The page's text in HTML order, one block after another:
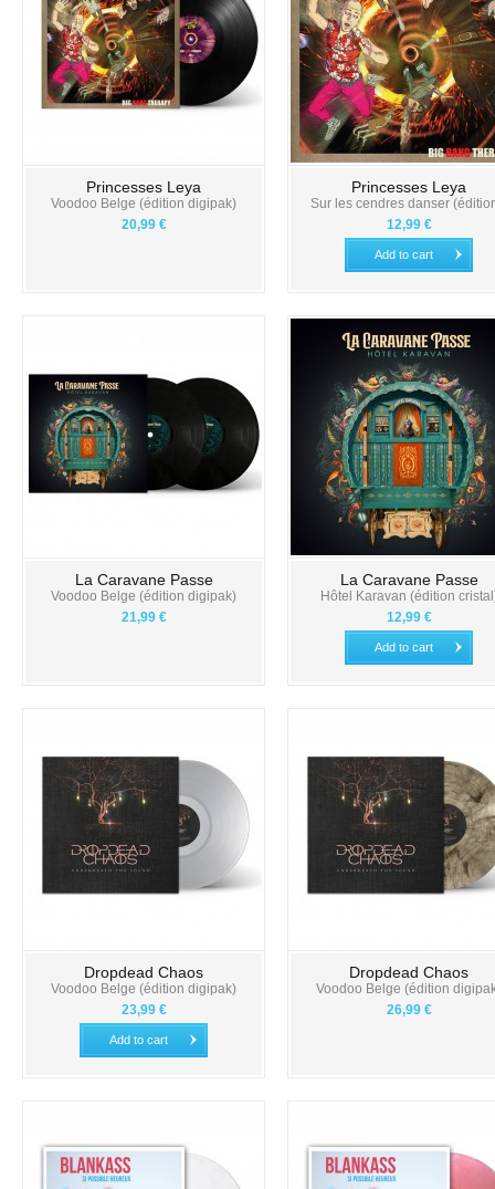
Princesses Leya
Voodoo Belge (édition digipak)
20,99 €
Princesses Leya
Sur les cendres danser
12,99 €
Add to cart
La Caravane Passe
Voodoo Belge (édition digipak)
21,99 €
La Caravane Passe
Hôtel Karavan (édition
12,99 €
Add to cart
Dropdead Chaos
Voodoo Belge (édition digipak)
23,99 €
Add to cart
Dropdead Chaos
Voodoo Belge (édition
26,99 €